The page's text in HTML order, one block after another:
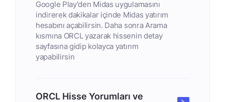
Google Play'den Midas uygulamasını
indirerek dakikalar içinde Midas yatırım
hesabını açabilirsin. Daha sonra Arama
kısmına ORCL yazarak hissenin detay
sayfasına gidip kolayca yatırım
yapabilirsin
ORCL Hisse Yorumları ve